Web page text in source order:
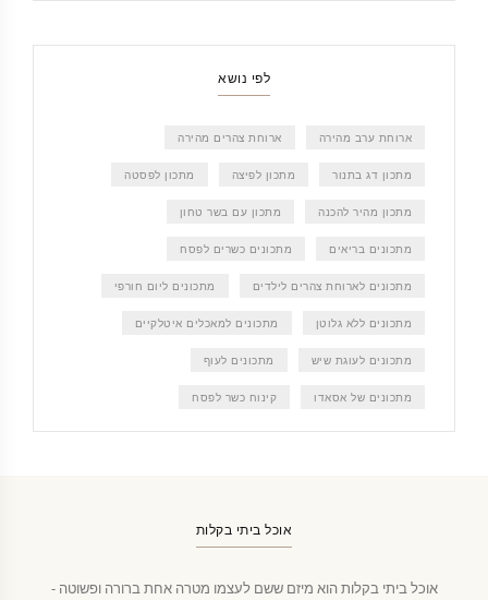
לפי נושא
ארוחת ערב מהירה ארוחת צהרים מהירה
מתכון דג בתנור מתכון לפיצה מתכון לפסטה
מתכון מהיר להכנה מתכון עם בשר טחון
מתכונים בריאים מתכונים כשרים לפסח
מתכונים לארוחת צהרים לילדים מתכונים ליום חורפי
מתכונים ללא גלוטן מתכונים למאכלים איטלקיים
מתכונים לעוגת שיש מתכונים לעוף
מתכונים של אסאדו קינוח כשר לפסח
אוכל ביתי בקלות
אוכל ביתי בקלות הוא מיזם ששם לעצמו מטרה אחת ברורה ופשוטה -